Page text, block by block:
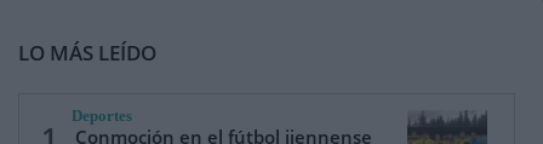
LO MÁS LEÍDO
Deportes
Conmoción en el fútbol jiennense